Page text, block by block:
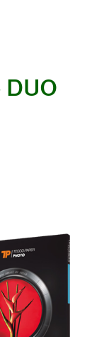
DUO